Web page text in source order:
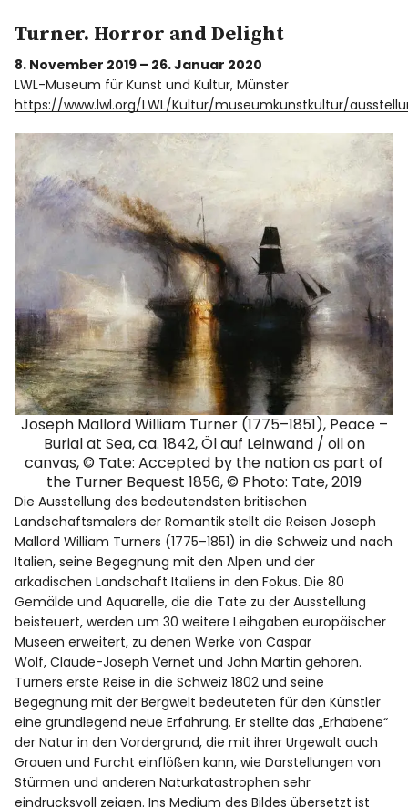
Turner. Horror and Delight
8. November 2019 – 26. Januar 2020
LWL-Museum für Kunst und Kultur, Münster
https://www.lwl.org/LWL/Kultur/museumkunstkultur/
Joseph Mallord William Turner (1775–1851), Peace –
Burial at Sea, ca. 1842, Öl auf Leinwand / oil on
canvas, © Tate: Accepted by the nation as part of
the Turner Bequest 1856, © Photo: Tate, 2019
Die Ausstellung des bedeutendsten britischen
Landschaftsmalers der Romantik stellt die Reisen Joseph
Mallord William Turners (1775–1851) in die Schweiz und nach
Italien, seine Begegnung mit den Alpen und der
arkadischen Landschaft Italiens in den Fokus. Die 80
Gemälde und Aquarelle, die die Tate zu der Ausstellung
beisteuert, werden um 30 weitere Leihgaben europäischer
Museen erweitert, zu denen Werke von Caspar
Wolf, Claude-Joseph Vernet und John Martin gehören.
Turners erste Reise in die Schweiz 1802 und seine
Begegnung mit der Bergwelt bedeuteten für den Künstler
eine grundlegend neue Erfahrung. Er stellte das „Erhabene“
der Natur in den Vordergrund, die mit ihrer Urgewalt auch
Grauen und Furcht einflößen kann, wie Darstellungen von
Stürmen und anderen Naturkatastrophen sehr
eindrucksvoll zeigen. Ins Medium des Bildes übersetzt ist